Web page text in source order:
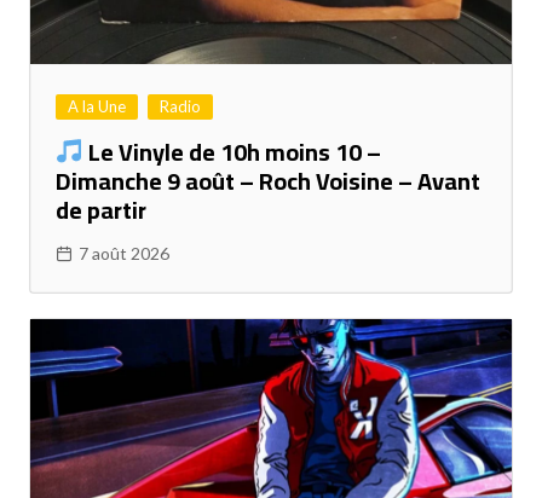
A la Une Radio
Le Vinyle de 10h moins 10 –
Dimanche 9 août – Roch Voisine – Avant
de partir
7 août 2026